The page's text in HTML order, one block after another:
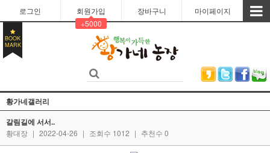
로그인
회원가입
+5000
장바구니 마이페이지
BOOK
MARK
황가네갤러리
갈림길에 서서..
황대장 | 2022-04-26 | 조회수 1012 | 추천수 0